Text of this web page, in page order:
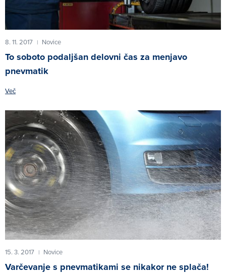
8. 11. 2017 | Novice
To soboto podaljšan delovni čas za menjavo
pnevmatik
Več
15. 3. 2017 | Novice
Varčevanje s pnevmatikami se nikakor ne splača!